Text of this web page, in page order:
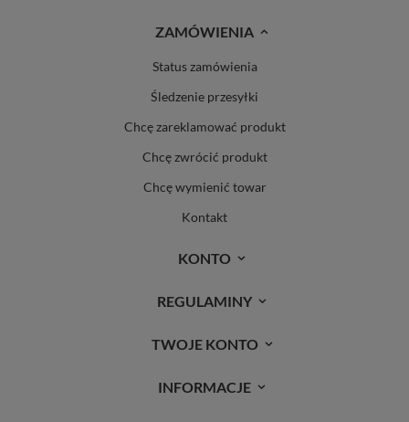
ZAMÓWIENIA
Status zamówienia
Śledzenie przesyłki
Chcę zareklamować produkt
Chcę zwrócić produkt
Chcę wymienić towar
Kontakt
KONTO
REGULAMINY
TWOJE KONTO
INFORMACJE